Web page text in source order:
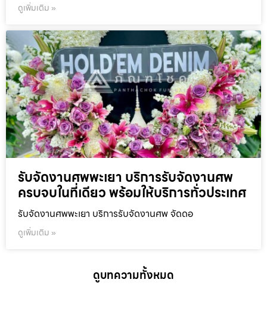
ดูเพิ่มเติม »
รับจัดงานศพพะเยา บริการรับจัดงานศพ
ครบจบในที่เดียว พร้อมให้บริการทั่วประเทศ
รับจัดงานศพพะเยา บริการรับจัดงานศพ จัดดอ
ดูเพิ่มเติม »
ดูบทความทั้งหมด